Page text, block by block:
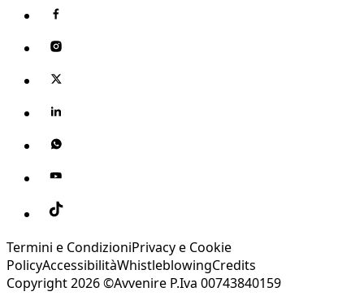
Termini e CondizioniPrivacy e Cookie
PolicyAccessibilitàWhistleblowingCredits
Copyright 2026 ©Avvenire P.Iva 00743840159